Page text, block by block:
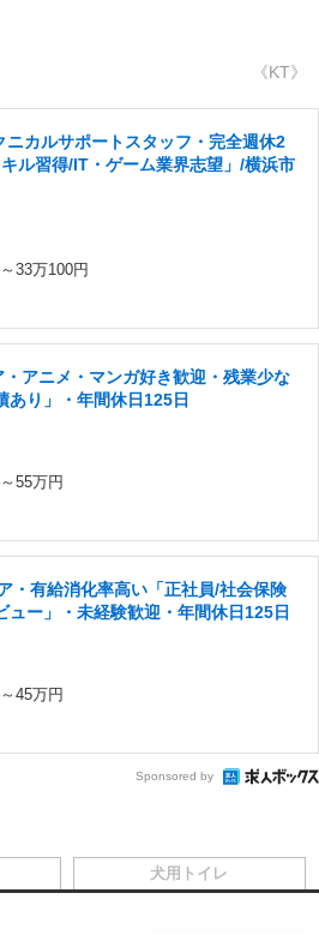
《KT》
ニカルサポートスタッフ・完全週休2
ル習得/IT・ゲーム業界志望」/横浜市
33万100円
アニメ・マンガ好き歓迎・残業少な
あり」・年間休日125日
55万円
・有給消化率高い「正社員/社会保険
ュー」・未経験歓迎・年間休日125日
45万円
Sponsored by
犬用トイレ